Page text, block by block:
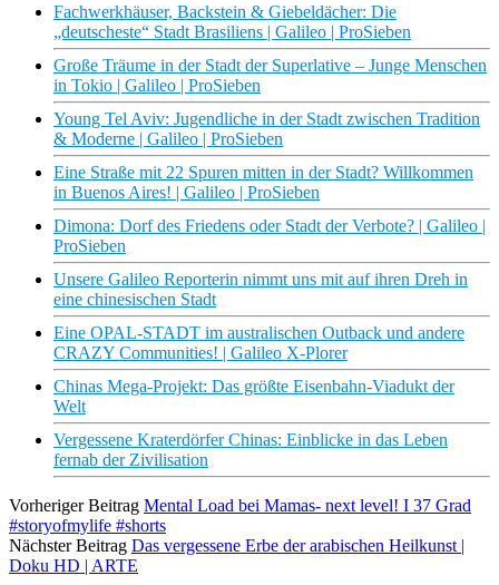
Fachwerkhäuser, Backstein & Giebeldächer: Die
„deutscheste“ Stadt Brasiliens | Galileo | ProSieben
Große Träume in der Stadt der Superlative – Junge Menschen
in Tokio | Galileo | ProSieben
Young Tel Aviv: Jugendliche in der Stadt zwischen Tradition
& Moderne | Galileo | ProSieben
Eine Straße mit 22 Spuren mitten in der Stadt? Willkommen
in Buenos Aires! | Galileo | ProSieben
Dimona: Dorf des Friedens oder Stadt der Verbote? | Galileo |
ProSieben
Unsere Galileo Reporterin nimmt uns mit auf ihren Dreh in
eine chinesischen Stadt
Eine OPAL-STADT im australischen Outback und andere
CRAZY Communities! | Galileo X-Plorer
Chinas Mega-Projekt: Das größte Eisenbahn-Viadukt der
Welt
Vergessene Kraterdörfer Chinas: Einblicke in das Leben
fernab der Zivilisation
Vorheriger Beitrag Mental Load bei Mamas- next level! I 37 Grad
#storyofmylife #shorts
Nächster Beitrag Das vergessene Erbe der arabischen Heilkunst |
Doku HD | ARTE